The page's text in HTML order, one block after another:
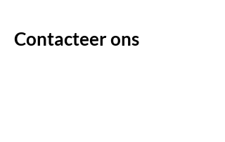
Contacteer ons